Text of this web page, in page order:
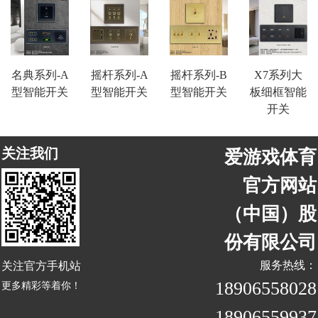
名典系列-A
型智能开关
摇杆系列-A
型智能开关
摇杆系列-B
型智能开关
X7系列大
板细框智能
开关
关注我们
关注官方手机站
更多精彩等着你！
爱游戏体育
官方网站
（中国）股
份有限公司
服务热线：
18906558028